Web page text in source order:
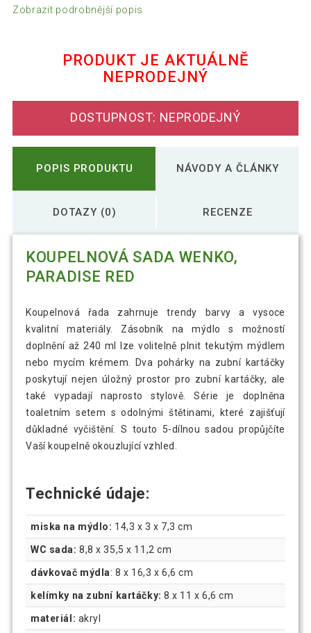
Zobrazit podrobnější popis
PRODUKT JE AKTUÁLNĚ
NEPRODEJNÝ
DOSTUPNOST: NEPRODEJNÝ
POPIS PRODUKTU NÁVODY A ČLÁNKY
DOTAZY (0) RECENZE
KOUPELNOVÁ SADA WENKO,
PARADISE RED
Koupelnová řada zahrnuje trendy barvy a vysoce
kvalitní materiály. Zásobník na mýdlo s možností
doplnění až 240 ml lze volitelně plnit tekutým mýdlem
nebo mycím krémem. Dva pohárky na zubní kartáčky
poskytují nejen úložný prostor pro zubní kartáčky, ale
také vypadají naprosto stylově. Série je doplněna
toaletním setem s odolnými štětinami, které zajišťují
důkladné vyčištění. S touto 5-dílnou sadou propůjčíte
Vaší koupelně okouzlující vzhled.
Technické údaje:
miska na mýdlo: 14,3 x 3 x 7,3 cm
WC sada: 8,8 x 35,5 x 11,2 cm
dávkovač mýdla: 8 x 16,3 x 6,6 cm
kelímky na zubní kartáčky: 8 x 11 x 6,6 cm
materiál: akryl